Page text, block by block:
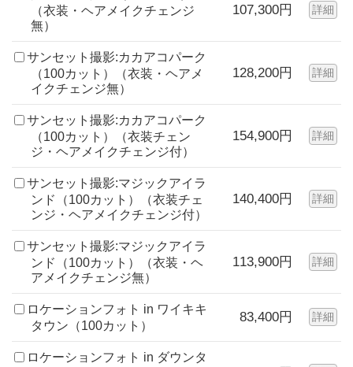
（衣装・ヘアメイクチェンジ
無）
107,300円 詳細
サンセット撮影:カカアコパーク
（100カット）（衣装・ヘアメ
イクチェンジ無）
128,200円 詳細
サンセット撮影:カカアコパーク
（100カット）（衣装チェン
ジ・ヘアメイクチェンジ付）
154,900円 詳細
サンセット撮影:マジックアイラ
ンド（100カット）（衣装チェ
ンジ・ヘアメイクチェンジ付）
140,400円 詳細
サンセット撮影:マジックアイラ
ンド（100カット）（衣装・ヘ
アメイクチェンジ無）
113,900円 詳細
ロケーションフォト in ワイキキ
タウン（100カット）
83,400円 詳細
ロケーションフォト in ダウンタ